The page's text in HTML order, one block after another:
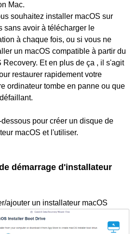
Mac.
souhaitez installer macOS sur
sans avoir à télécharger le
à chaque fois, ou si vous ne
un macOS compatible à partir du
Recovery. Et en plus de ça , il s'agit
restaurer rapidement votre
ordinateur tombe en panne ou que
pour créer un disque de
macOS et l'utiliser.
démarrage d'installateur
ajouter un installateur macOS